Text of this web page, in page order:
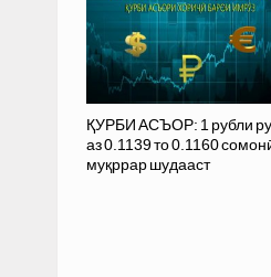
ҚУРБИ АСЪОР: 1 рубли
аз 0.1139 то 0.1160
муқррар шудааст